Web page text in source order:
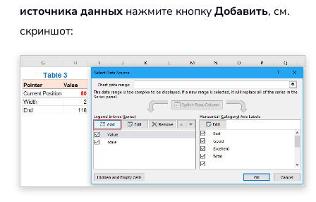
источника данных нажмите кнопкуДобавить, см.
скриншот: